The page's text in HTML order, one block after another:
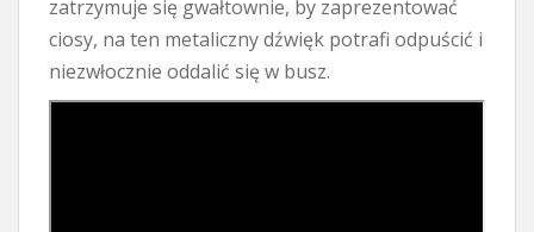
zatrzymuje się gwałtownie, by zaprezentować
ciosy, na ten metaliczny dźwięk potrafi odpuścić i
niezwłocznie oddalić się w busz.